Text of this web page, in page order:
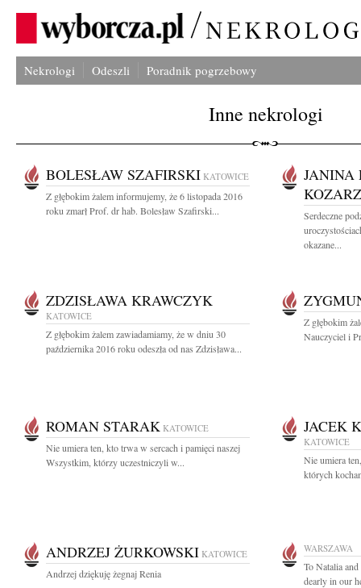
Nekrologi Odeszli Poradnik pogrzebowy
Inne nekrologi
BOLESŁAW SZAFIRSKI KATOWICE
Z głębokim żalem informujemy, że 6 listopada 2016
roku zmarł Prof. dr hab. Bolesław Szafirski...
JANINA
Serdeczne
okazane...
ZDZISŁAWA KRAWCZYK
KATOWICE
Z głębokim żalem zawiadamiamy, że w dniu 30
października 2016 roku odeszła od nas Zdzisława...
Z głębokim
Nauczyciel i
ROMAN STARAK KATOWICE
Nie umiera ten, kto trwa w sercach i pamięci naszej
Wszystkim, którzy uczestniczyli w...
JACEK
KATOWICE
Nie umiera
których
ANDRZEJ ŻURKOWSKI KATOWICE
Andrzej dziękuję żegnaj Renia
WARSZAWA
To Natalia
dearly in our